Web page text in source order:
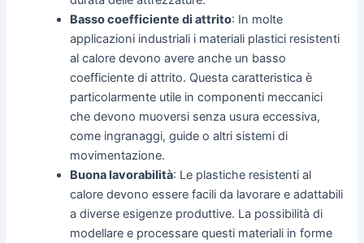
Basso coefficiente di attrito: In molte
applicazioni industriali i materiali plastici resistenti
al calore devono avere anche un basso
coefficiente di attrito. Questa caratteristica è
particolarmente utile in componenti meccanici
che devono muoversi senza usura eccessiva,
come ingranaggi, guide o altri sistemi di
movimentazione.
Buona lavorabilità: Le plastiche resistenti al
calore devono essere facili da lavorare e adattabili
a diverse esigenze produttive. La possibilità di
modellare e processare questi materiali in forme